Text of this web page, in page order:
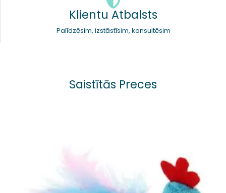
Klientu Atbalsts
Palīdzēsim, izstāstīsim, konsultēsim
Saistītās Preces